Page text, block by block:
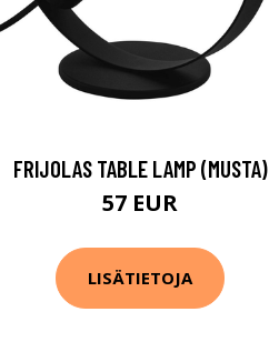
FRIJOLAS TABLE LAMP (MUSTA)
57 EUR
LISÄTIETOJA